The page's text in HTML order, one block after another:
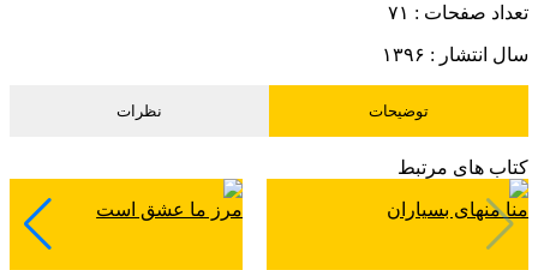
تعداد صفحات : ۷۱
سال انتشار : ۱۳۹۶
توضیحات نظرات
کتاب های مرتبط
منا منهای بسیاران مرز ما عشق است